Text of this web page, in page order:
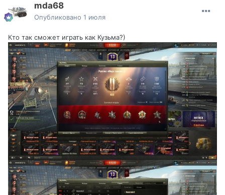
mda68
Опубликовано 1 июля
Кто так сможет играть как Кузьма?)